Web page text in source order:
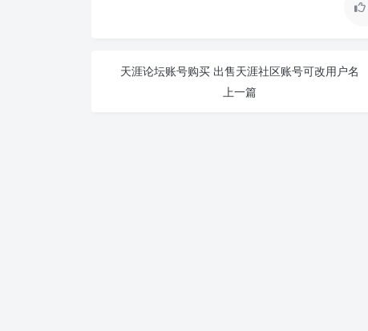
天涯论坛账号购买 出售天涯社区账号可改用户名
上一篇